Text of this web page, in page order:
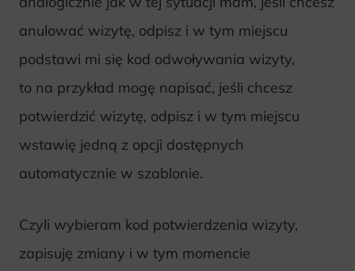
anulować wizytę, odpisz i w tym miejscu
podstawi mi się kod odwoływania wizyty,
to na przykład mogę napisać, jeśli chcesz
potwierdzić wizytę, odpisz i w tym miejscu
wstawię jedną z opcji dostępnych
automatycznie w szablonie.
Czyli wybieram kod potwierdzenia wizyty,
zapisuję zmiany i w tym momencie